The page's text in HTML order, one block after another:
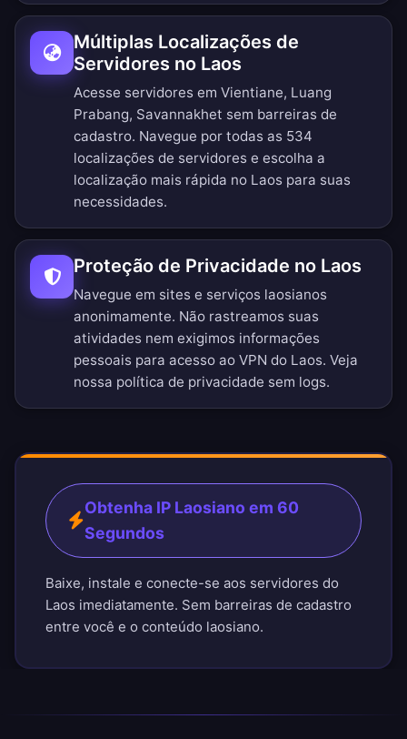
Múltiplas Localizações de
Servidores no Laos
Acesse servidores em Vientiane, Luang
Prabang, Savannakhet sem barreiras de
cadastro. Navegue por todas as 534
localizações de servidores e escolha a
localização mais rápida no Laos para suas
necessidades.
Proteção de Privacidade no Laos
Navegue em sites e serviços laosianos
anonimamente. Não rastreamos suas
atividades nem exigimos informações
pessoais para acesso ao VPN do Laos. Veja
nossa política de privacidade sem logs.
Obtenha IP Laosiano em 60
Segundos
Baixe, instale e conecte-se aos servidores do
Laos imediatamente. Sem barreiras de cadastro
entre você e o conteúdo laosiano.